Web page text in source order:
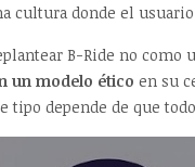
cultura donde el
B-Ride no como
un modelo ético en su
tipo depende de que